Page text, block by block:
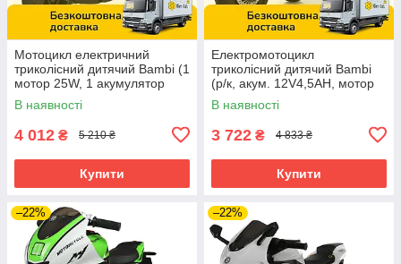
Мотоцикл електричний
триколісний дитячий Bambi (1
мотор 25W, 1 акумулятор
12V5A, MP3, USB) M 5825ES-
11
В наявності
4 012 ₴ 5 210 ₴
Купити
Електромотоцикл
триколісний дитячий Bambi
(р/к, акум. 12V4,5AH, мотор
2*25W, USB, BLUETOOTH,
MP3) M 6345ELR-3 Червоний
В наявності
3 722 ₴ 4 833 ₴
Купити
–22% –22%